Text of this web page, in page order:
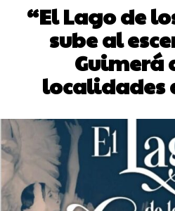
“El Lago de
sube al
Guimerá
localidades